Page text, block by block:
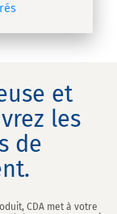
et
les
de
CDA met à votre